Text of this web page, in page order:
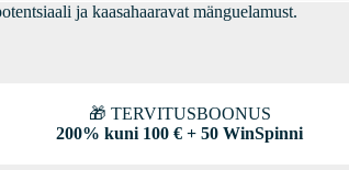
ja kaasahaaravat mänguelamust.
🎁 TERVITUSBOONUS
200% kuni 100 € + 50 WinSpinni